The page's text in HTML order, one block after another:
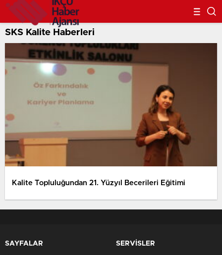
SKS Kalite Haberleri
Kalite Topluluğundan 21. Yüzyıl Becerileri Eğitimi
SAYFALAR SERVİSLER